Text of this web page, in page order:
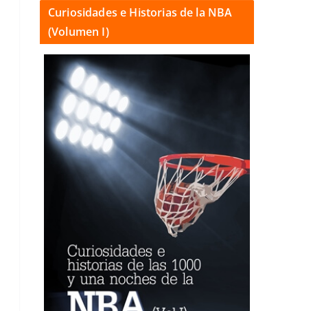
Curiosidades e Historias de la NBA
(Volumen I)